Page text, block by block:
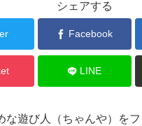
シェアする
Facebook
LINE
な遊び人（ちゃんや）を